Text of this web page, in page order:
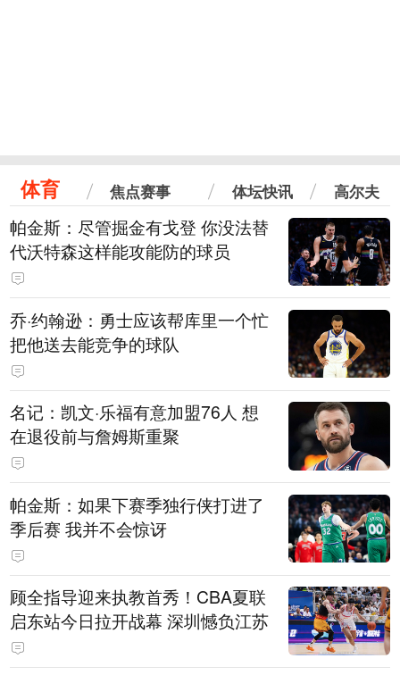
体育 焦点赛事 体坛快讯 高尔夫
帕金斯：尽管掘金有戈登 你没法替
代沃特森这样能攻能防的球员
乔·约翰逊：勇士应该帮库里一个忙
把他送去能竞争的球队
名记：凯文·乐福有意加盟76人 想
在退役前与詹姆斯重聚
帕金斯：如果下赛季独行侠打进了
季后赛 我并不会惊讶
顾全指导迎来执教首秀！CBA夏联
启东站今日拉开战幕 深圳憾负江苏